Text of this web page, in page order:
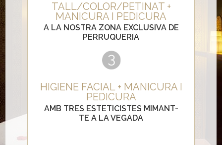
TALL/COLOR/PETINAT +
MANICURA I PEDICURA
A LA NOSTRA ZONA EXCLUSIVA DE
PERRUQUERIA
HIGIENE FACIAL + MANICURA I
PEDICURA
AMB TRES ESTETICISTES MIMANT-
TE A LA VEGADA